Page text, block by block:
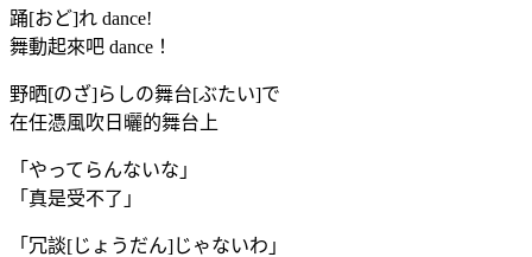
踊[おど]れ dance!
舞動起來吧 dance！
野晒[のざ]らしの舞台[ぶたい]で
在任憑風吹日曬的舞台上
「やってらんないな」
「真是受不了」
「冗談[じょうだん]じゃないわ」